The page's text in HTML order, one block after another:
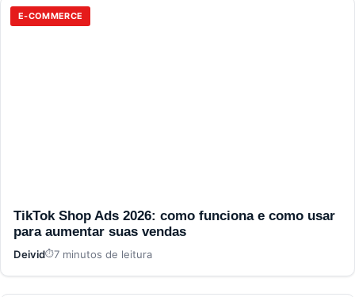
E-COMMERCE
TikTok Shop Ads 2026: como funciona e como usar
para aumentar suas vendas
Deivid 7 minutos de leitura